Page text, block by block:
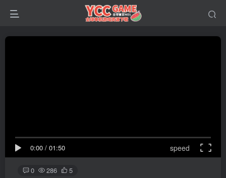
0:00 / 01:50 speed
0 286 5